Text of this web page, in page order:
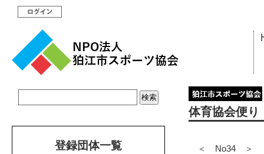
体育協会便り
＜ No34 ＞
登録団体一覧